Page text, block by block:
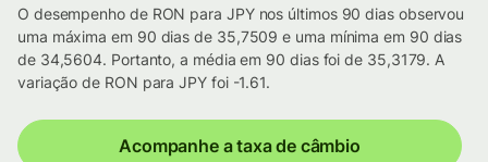
O desempenho de RON para JPY nos últimos 90 dias observou
uma máxima em 90 dias de 35,7509 e uma mínima em 90 dias
de 34,5604. Portanto, a média em 90 dias foi de 35,3179. A
variação de RON para JPY foi -1.61.
Acompanhe a taxa de câmbio